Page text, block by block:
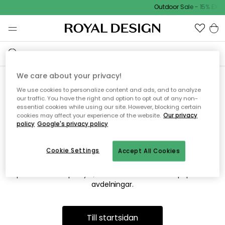
Outdoor Sale - 15%
Vi hittar tyvärr inte sidan du
söker
Detta kan bero på att sidan inte längre finns eller att den har
flyttats. Vi ber om ursäkt för besväret. I menyn ovan kan du
prova att söka på nytt, eller besöka en av våra populära
avdelningar.
Till startsidan
We care about your privacy!
We use cookies to personalize content and ads, and to analyze
our traffic. You have the right and option to opt out of any non-
essential cookies while using our site. However, blocking certain
cookies may affect your experience of the website. Our privacy
policy Google's privacy policy
Accept All Cookies
Cookie Settings